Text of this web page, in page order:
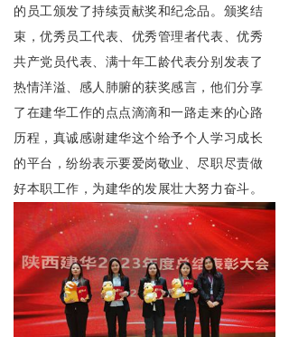
的员工颁发了持续贡献奖和纪念品。颁奖结
束，优秀员工代表、优秀管理者代表、优秀
共产党员代表、满十年工龄代表分别发表了
热情洋溢、感人肺腑的获奖感言，他们分享
了在建华工作的点点滴滴和一路走来的心路
历程，真诚感谢建华这个给予个人学习成长
的平台，纷纷表示要爱岗敬业、尽职尽责做
好本职工作，为建华的发展壮大努力奋斗。